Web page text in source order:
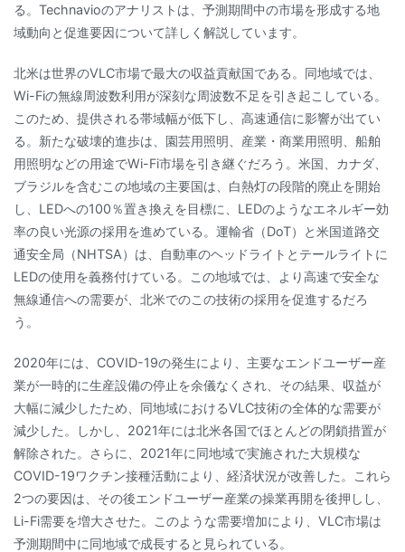
る。Technavioのアナリストは、予測期間中の市場を形成する地
域動向と促進要因について詳しく解説しています。
北米は世界のVLC市場で最大の収益貢献国である。同地域では、
Wi-Fiの無線周波数利用が深刻な周波数不足を引き起こしている。
このため、提供される帯域幅が低下し、高速通信に影響が出てい
る。新たな破壊的進歩は、園芸用照明、産業・商業用照明、船舶
用照明などの用途でWi-Fi市場を引き継ぐだろう。米国、カナダ、
ブラジルを含むこの地域の主要国は、白熱灯の段階的廃止を開始
し、LEDへの100％置き換えを目標に、LEDのようなエネルギー効
率の良い光源の採用を進めている。運輸省（DoT）と米国道路交
通安全局（NHTSA）は、自動車のヘッドライトとテールライトに
LEDの使用を義務付けている。この地域では、より高速で安全な
無線通信への需要が、北米でのこの技術の採用を促進するだろ
う。
2020年には、COVID-19の発生により、主要なエンドユーザー産
業が一時的に生産設備の停止を余儀なくされ、その結果、収益が
大幅に減少したため、同地域におけるVLC技術の全体的な需要が
減少した。しかし、2021年には北米各国でほとんどの閉鎖措置が
解除された。さらに、2021年に同地域で実施された大規模な
COVID-19ワクチン接種活動により、経済状況が改善した。これら
2つの要因は、その後エンドユーザー産業の操業再開を後押しし、
Li-Fi需要を増大させた。このような需要増加により、VLC市場は
予測期間中に同地域で成長すると見られている。